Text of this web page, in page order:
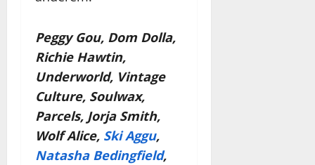
Peggy Gou, Dom Dolla,
Richie Hawtin,
Underworld, Vintage
Culture, Soulwax,
Parcels, Jorja Smith,
Wolf Alice, Ski Aggu,
Natasha Bedingfield,